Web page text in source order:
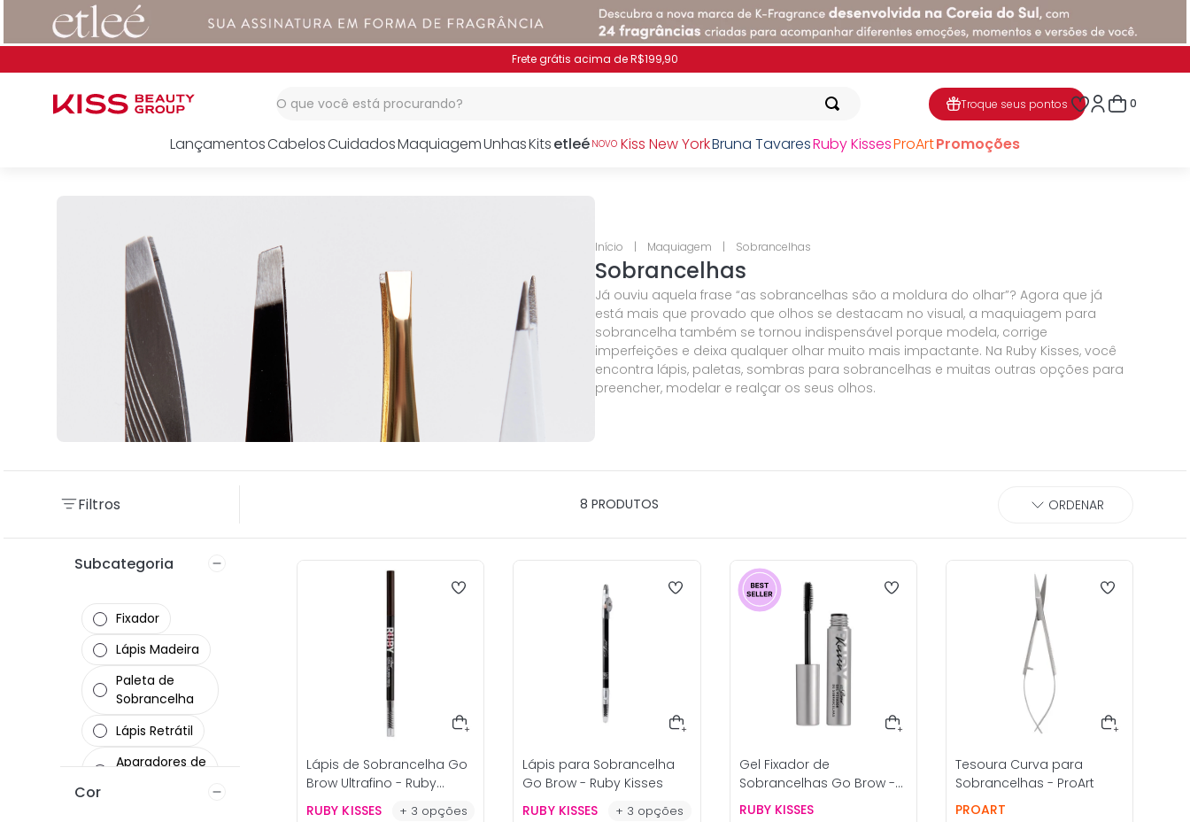
Frete grátis acima de R$199,90
O que você está procurando?
Troque seus pontos 0
LançamentosCabelosCuidadosMaquiagemUnhasKitsetleé NOVO Kiss New YorkBruna TavaresRuby KissesProArtPromoções
Maquiagem Sobrancelhas
Sobrancelhas
Já ouviu aquela frase “as sobrancelhas são a moldura do olhar”? Agora que já
está mais que provado que olhos se destacam no visual, a maquiagem para
sobrancelha também se tornou indispensável porque modela, corrige
imperfeições e deixa qualquer olhar muito mais impactante. Na Ruby Kisses, você
encontra lápis, paletas, sombras para sobrancelhas e muitas outras opções para
preencher, modelar e realçar os seus olhos.
Filtros
Subcategoria
Fixador
Lápis Madeira
Paleta de
Sobrancelha
Lápis Retrátil
Aparadores de
Cor
8 PRODUTOS
Lápis de Sobrancelha Go
Brow Ultrafino - Ruby
Kisses
RUBY KISSES + 3 opções
Lápis para Sobrancelha
Go Brow - Ruby Kisses
RUBY KISSES
+ 3 opções
Gel Fixador de
Sobrancelhas Go Brow -
Ruby Kisses
RUBY KISSES
Tesoura Curva para
Sobrancelhas - ProArt
PROART
corretivo
2º impress
3º body splash